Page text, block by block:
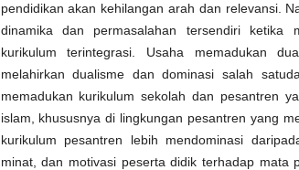
pendidikan akan kehilangan arah dan relevansi.
dinamika dan permasalahan tersendiri ketika
kurikulum
terintegrasi . Usaha memadukan
melahirkan dualisme dandominasi salah satu
memadukan kurikulum sekolah dan pesantren
islam
khususnya di lingkungan pesantren yang
kurikulum pesantren lebih mendominasi
minat, dan motivasi peserta didik terhadap mata